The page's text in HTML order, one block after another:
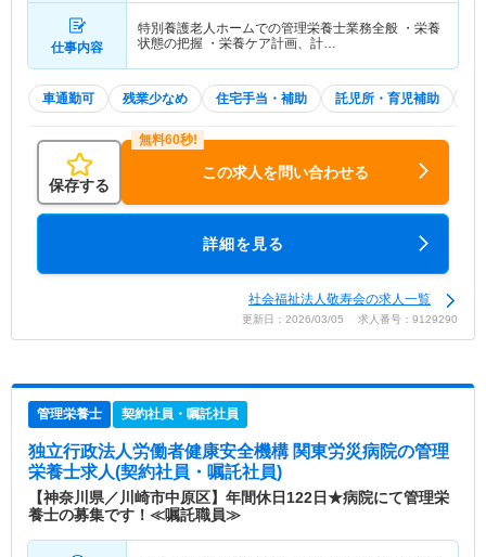
仕事内容
特別養護老人ホームでの管理栄養士業務全般 ・栄養
状態の把握 ・栄養ケア計画、計…
車通勤可 残業少なめ 住宅手当・補助 託児所・育児補助
保存する
この求人を問い合わせる
詳細を見る
社会福祉法人敬寿会の求人一覧
更新日：2026/03/05 求人番号：9129290
管理栄養士 契約社員・嘱託社員
独立行政法人労働者健康安全機構 関東労災病院の管理
栄養士求人(契約社員・嘱託社員)
【神奈川県／川崎市中原区】年間休日122日★病院にて管理栄
養士の募集です！≪嘱託職員≫